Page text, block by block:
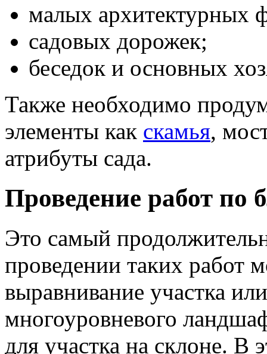
малых архитектурных
садовых дорожек;
беседок и основных
Также необходимо
элементы как скамья,
атрибуты сада.
Проведение работ по
Это самый
проведении таких работ
выравнивание участка
многоуровневого
для участка на склоне. В